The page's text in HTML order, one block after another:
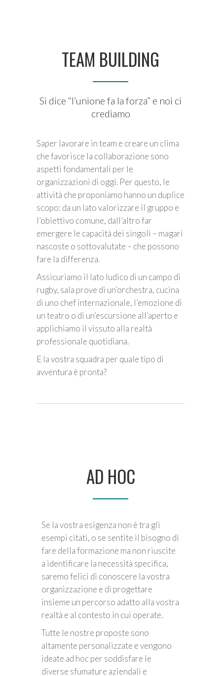
TEAM BUILDING
Si dice “l’unione fa la forza” e noi ci
crediamo
Saper lavorare in team e creare un clima
che favorisce la collaborazione sono
aspetti fondamentali per le
organizzazioni di oggi. Per questo, le
attività che proponiamo hanno un duplice
scopo: da un lato valorizzare il gruppo e
l’obiettivo comune, dall’altro far
emergere le capacità dei singoli – magari
nascoste o sottovalutate – che possono
fare la differenza.
Assicuriamo il lato ludico di un campo di
rugby, sala prove di un’orchestra, cucina
di uno chef internazionale, l’emozione di
un teatro o di un’escursione all’aperto e
applichiamo il vissuto alla realtà
professionale quotidiana.
E la vostra squadra per quale tipo di
avventura è pronta?
AD HOC
Se la vostra esigenza non è tra gli
esempi citati, o se sentite il bisogno di
fare della formazione ma non riuscite
a identificare la necessità specifica,
saremo felici di conoscere la vostra
organizzazione e di progettare
insieme un percorso adatto alla vostra
realtà e al contesto in cui operate.
Tutte le nostre proposte sono
altamente personalizzate e vengono
ideate ad hoc per soddisfare le
diverse sfumature aziendali e